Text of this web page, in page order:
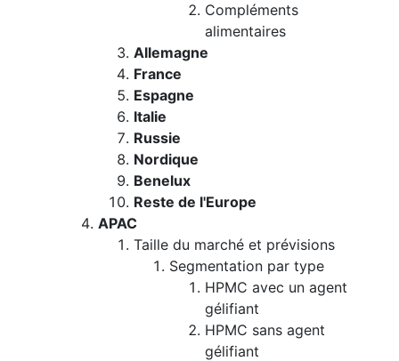
Compléments
alimentaires
Allemagne
France
Espagne
Italie
Russie
Nordique
Benelux
Reste de l'Europe
APAC
Taille du marché et prévisions
Segmentation par type
HPMC avec un agent
gélifiant
HPMC sans agent
gélifiant